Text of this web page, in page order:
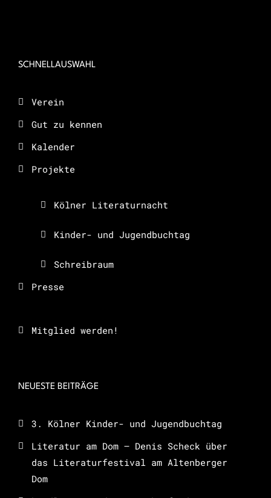
SCHNELLAUSWAHL
Verein
Gut zu kennen
Kalender
Projekte
Kölner Literaturnacht
Kinder- und Jugendbuchtag
Schreibraum
Presse
Mitglied werden!
NEUESTE BEITRÄGE
3. Kölner Kinder- und Jugendbuchtag
Literatur am Dom – Denis Scheck über
das Literaturfestival am Altenberger
Dom